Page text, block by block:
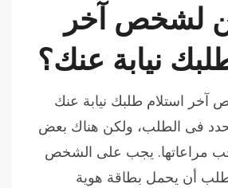
لشخص آخر
نيابة عنك؟
آخر استلام طلبك نيابة عنك
فى الطلب، ولكن هناك بعض
مراعاتها. يجب على الشخص
أن يحمل بطاقة هوية